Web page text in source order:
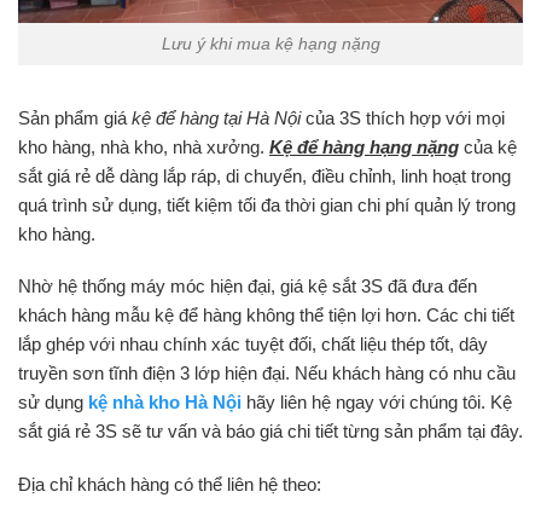
Lưu ý khi mua kệ hạng nặng
Sản phẩm giá kệ để hàng tại Hà Nộicủa 3S thích hợp với mọi
kho hàng, nhà kho, nhà xưởng. Kệ để hàng hạng nặng của kệ
sắt giá rẻ dễ dàng lắp ráp, di chuyển, điều chỉnh, linh hoạt trong
quá trình sử dụng, tiết kiệm tối đa thời gian chi phí quản lý trong
kho hàng.
Nhờ hệ thống máy móc hiện đại, giá kệ sắt 3S đã đưa đến
khách hàng mẫu kệ để hàng không thể tiện lợi hơn. Các chi tiết
lắp ghép với nhau chính xác tuyệt đối, chất liệu thép tốt, dây
truyền sơn tĩnh điện 3 lớp hiện đại. Nếu khách hàng có nhu cầu
sử dụng kệ nhà kho Hà Nội hãy liên hệ ngay với chúng tôi. Kệ
sắt giá rẻ 3S sẽ tư vấn và báo giá chi tiết từng sản phẩm tại đây.
Địa chỉ khách hàng có thể liên hệ theo: